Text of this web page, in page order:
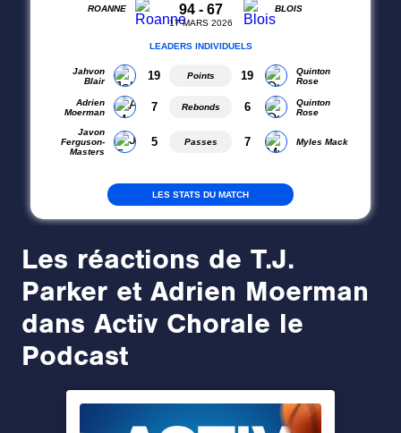
Les réactions de T.J.
Parker et Adrien Moerman
dans Activ Chorale le
Podcast